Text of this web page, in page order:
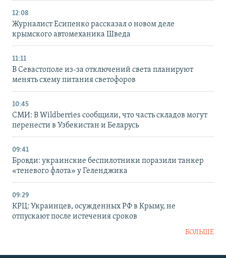
12:08
Журналист Есипенко рассказал о новом деле
крымского автомеханика Шведа
11:11
В Севастополе из-за отключений света планируют
менять схему питания светофоров
10:45
СМИ: В Wildberries сообщили, что часть складов могут
перенести в Узбекистан и Беларусь
09:41
Бровди: украинские беспилотники поразили танкер
«теневого флота» у Геленджика
09:29
КРЦ: Украинцев, осужденных РФ в Крыму, не
отпускают после истечения сроков
БОЛЬШЕ